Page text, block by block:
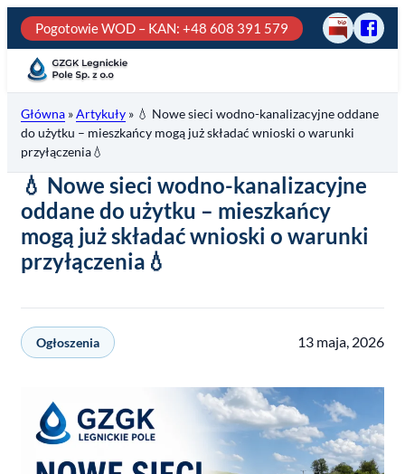
Przejdź
do
treści
Pogotowie WOD – KAN: +48 608 391 579
BIP
Pole
na
Główna »Artykuły » 💧 Nowe sieci wodno-kanalizacyjne oddane
do użytku – mieszkańcy mogą już składać wnioski o warunki
przyłączenia💧
💧 Nowe sieci wodno-kanalizacyjne
oddane do użytku – mieszkańcy
mogą już składać wnioski o warunki
przyłączenia💧
Ogłoszenia 13 maja, 2026